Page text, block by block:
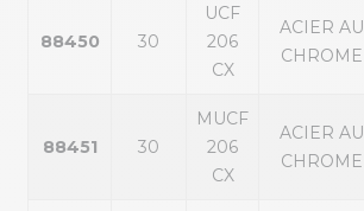
88450 30
UCF
206
CX
ACIER AU
CHROME
88451 30
MUCF
206
CX
ACIER AU
CHROME